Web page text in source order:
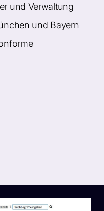
und Verwaltung
und Bayern